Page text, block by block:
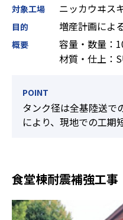
対象工場 ニッカウヰス
目的 増産計画によ
概要
容量・数量
材質・仕上：
POINT
タンク径は全基陸送で
により、現地での工期
食堂棟耐震補強工事